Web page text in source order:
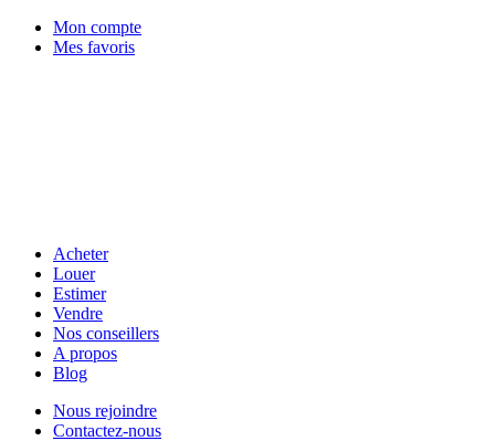
Mon compte
Mes favoris
Acheter
Louer
Estimer
Vendre
Nos conseillers
A propos
Blog
Nous rejoindre
Contactez-nous